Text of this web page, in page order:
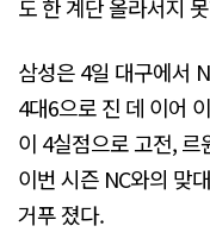
도 한 계단 올라서지
삼성은 4일 대구에서
4대6으로 진 데 이어
이 4실점으로 고전,
이번 시즌 NC와의 맞
거푸 졌다.